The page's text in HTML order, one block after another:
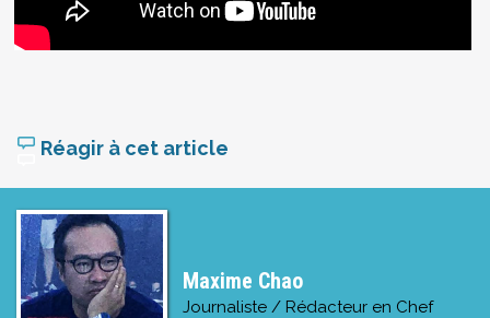
Réagir à cet article
Maxime Chao
Journaliste / Rédacteur en Chef